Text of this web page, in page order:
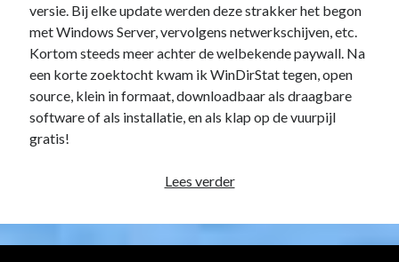
versie. Bij elke update werden deze strakker het begon
met Windows Server, vervolgens netwerkschijven, etc.
Kortom steeds meer achter de welbekende paywall. Na
een korte zoektocht kwam ik WinDirStat tegen, open
source, klein in formaat, downloadbaar als draagbare
software of als installatie, en als klap op de vuurpijl
gratis!
Lees verderWinDirStat,
TreeSize
vervanger